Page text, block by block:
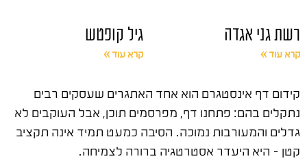
רשת גני אגדה
קרא עוד »
גיל קופטש
קרא עוד »
קידום דף אינסטגרם הוא אחד האתגרים שעסקים רבים
נתקלים בהם: פתחנו דף, מפרסמים תוכן, אבל העוקבים לא
גדלים והמעורבות נמוכה. הסיבה כמעט תמיד אינה תקציב
קטן – היא היעדר אסטרטגיה ברורה לצמיחה.